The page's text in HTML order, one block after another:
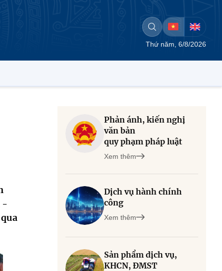
Thứ năm, 6/8/2026
-
Phản ánh, kiến nghị
văn bản
quy phạm pháp luật
Xem thêm
Dịch vụ hành chính
công
Xem thêm
Sản phẩm dịch vụ,
KHCN, ĐMST